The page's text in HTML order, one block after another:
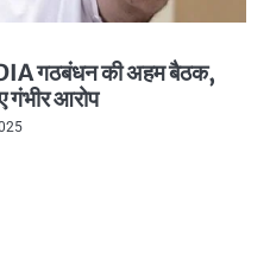
गठबंधन की अहम बैठक,
गंभीर आरोप